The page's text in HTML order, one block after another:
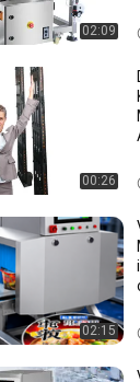
02:09
00:26
02:15